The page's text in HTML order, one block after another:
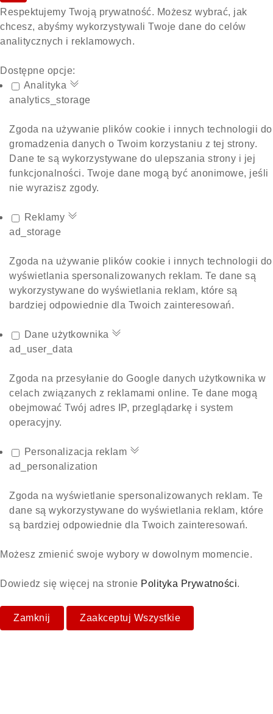
Respektujemy Twoją prywatność. Możesz wybrać, jak
chcesz, abyśmy wykorzystywali Twoje dane do celów
analitycznych i reklamowych.
Dostępne opcje:
Analityka
analytics_storage
Zgoda na używanie plików cookie i innych technologii do
gromadzenia danych o Twoim korzystaniu z tej strony.
Dane te są wykorzystywane do ulepszania strony i jej
funkcjonalności. Twoje dane mogą być anonimowe, jeśli
nie wyrazisz zgody.
Reklamy
ad_storage
Zgoda na używanie plików cookie i innych technologii do
wyświetlania spersonalizowanych reklam. Te dane są
wykorzystywane do wyświetlania reklam, które są
bardziej odpowiednie dla Twoich zainteresowań.
Dane użytkownika
ad_user_data
Zgoda na przesyłanie do Google danych użytkownika w
celach związanych z reklamami online. Te dane mogą
obejmować Twój adres IP, przeglądarkę i system
operacyjny.
Personalizacja reklam
ad_personalization
Zgoda na wyświetlanie spersonalizowanych reklam. Te
dane są wykorzystywane do wyświetlania reklam, które
są bardziej odpowiednie dla Twoich zainteresowań.
Możesz zmienić swoje wybory w dowolnym momencie.
Dowiedz się więcej na stronie Polityka Prywatności.
Zamknij Zaakceptuj Wszystkie